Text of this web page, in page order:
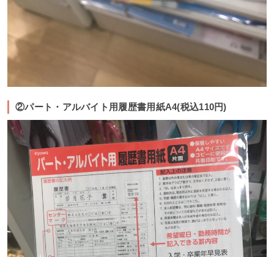
②パート・アルバイト用履歴書用紙A4(税込110円)